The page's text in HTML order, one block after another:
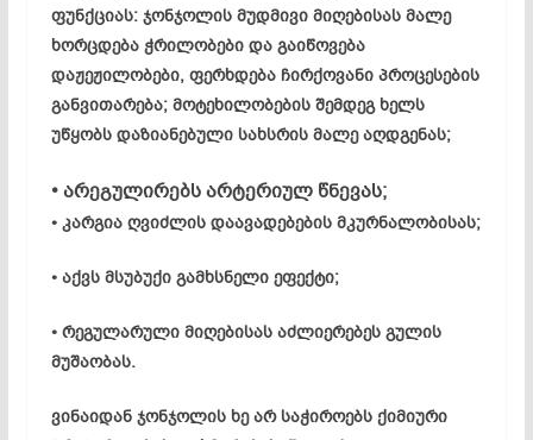
ფუნქციას: ჯონჯოლის მუდმივი მიღებისას მალე
ხორცდება ჭრილობები და გაიწოვება
დაჟეჟილობები, ფერხდება ჩირქოვანი პროცესების
განვითარება; მოტეხილობების შემდეგ ხელს
უწყობს დაზიანებული სახსრის მალე აღდგენას;
• არეგულირებს არტერიულ წნევას;
• კარგია ღვიძლის დაავადებების მკურნალობისას;
• აქვს მსუბუქი გამხსნელი ეფექტი;
• რეგულარული მიღებისას აძლიერებეს გულის
მუშაობას.
ვინაიდან ჯონჯოლის ხე არ საჭიროებს ქიმიური